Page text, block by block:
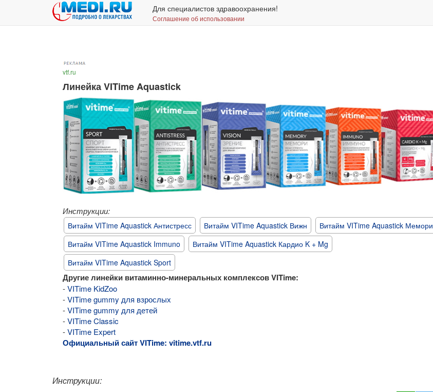
Для специалистов здравоохранения!
Соглашение об использовании
vtf.ru
Линейка VITime Aquastick
Инструкции:
Витайм VITime Aquastick Антистресс Витайм VITime Aquastick Вижн
Витайм VITime Aquastick Мемори
​Витайм VITime Aquastick Immuno
Витайм VITime Aquastick Кардио K + Mg
Витайм VITime Aquastick Sport
Другие линейки витаминно-минеральных комплексов VITime:
-VITime KidZoo
-VITime gummy для взрослых
-VITime gummy для детей
-VITime Classic
-VITime Expert
Официальный сайт VITime: vitime.vtf.ru
Инструкции: